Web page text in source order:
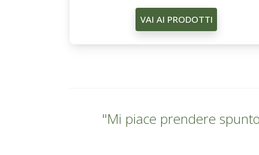
VAI AI PRODOTTI
"Mi piace prendere